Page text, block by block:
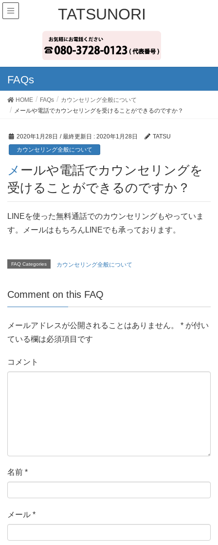
TATSUNORI
FAQs
HOME FAQs
カウンセリング全般について
メールや電話でカウンセリングを受けることができるのですか？
2020年1月28日 / 最終更新日 : 2020年1月28日
TATSU
カウンセリング全般について
メールや電話でカウンセリングを
受けることができるのですか？
LINEを使った無料通話でのカウンセリングもやっていま
す。メールはもちろんLINEでも承っております。
FAQ Categories カウンセリング全般について
Comment on this FAQ
メールアドレスが公開されることはありません。 * が付い
ている欄は必須項目です
コメント
名前 *
メール *